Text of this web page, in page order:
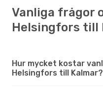
Vanliga frågor
Helsingfors till
Hur mycket kostar
Helsingfors till Kalmar?